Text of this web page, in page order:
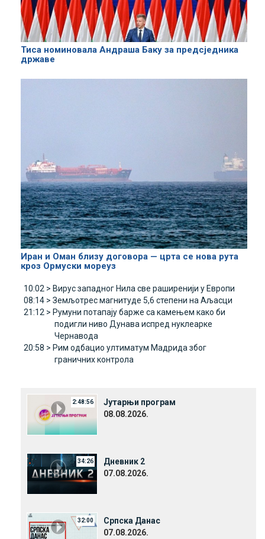
Тиса номиновала Андраша Баку за предсједника
државе
Иран и Оман близу договора — црта се нова рута
кроз Ормуски мореуз
10:02 > Вирус западног Нила све раширенији у Европи
08:14 > Земљотрес магнитуде 5,6 степени на Aљасци
21:12 > Румуни потапају барже са камењем како би
подигли ниво Дунава испред нуклеарке
Чернавода
20:58 > Рим одбацио ултиматум Mадрида због
граничних контрола
2:48:56
Јутарњи програм
08.08.2026.
34:26
Дневник 2
07.08.2026.
32:00
Српска Данас
07.08.2026.